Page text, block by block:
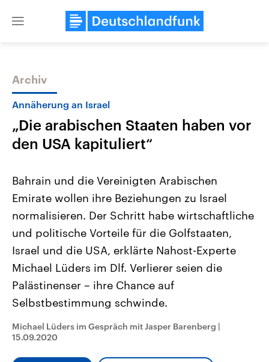
Close
Themen
Landtagswahl Sachsen-Anhalt
2026
Alle Informationen
Sachsen-Anhalt wählt am 6.
September 2026 einen neuen
Landtag. Seit 2021 wird das
Bundesland von einer Koalition aus
Umfragen, Prognosen,
Wahlprogramme, aktuelle Berichte
und Hintergründe zu den Parteien
Wahl.
USA
Aktuelle Beiträge,
Hintergründe
Wirtschaftlich und
gehören die Vereinigten
den mächtigsten Ländern
mit großem Einfluss auf
Sendungen Programm Podcasts
Audio-Archiv
Archiv
Annäherung an Israel
„Die arabischen Staaten haben vor
den USA kapituliert“
Bahrain und die Vereinigten Arabischen
Emirate wollen ihre Beziehungen zu Israel
normalisieren. Der Schritt habe wirtschaftliche
und politische Vorteile für die Golfstaaten,
Israel und die USA, erklärte Nahost-Experte
Michael Lüders im Dlf. Verlierer seien die
Palästinenser – ihre Chance auf
Selbstbestimmung schwinde.
Michael Lüders im Gespräch mit Jasper Barenberg |
15.09.2020